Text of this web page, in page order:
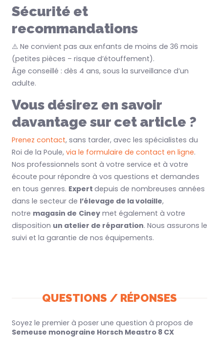
Sécurité et
recommandations
⚠️ Ne convient pas aux enfants de moins de 36 mois
(petites pièces – risque d’étouffement).
Âge conseillé : dès 4 ans, sous la surveillance d’un
adulte.
Vous désirez en savoir
davantage sur cet article ?
Prenez contact, sans tarder, avec les spécialistes du
Roi de la Poule, via le formulaire de contact en ligne.
Nos professionnels sont à votre service et à votre
écoute pour répondre à vos questions et demandes
en tous genres. Expert depuis de nombreuses années
dans le secteur de l’élevage de la volaille,
notre magasin de Ciney met également à votre
disposition un atelier de réparation. Nous assurons le
suivi et la garantie de nos équipements.
QUESTIONS / RÉPONSES
Soyez le premier à poser une question à propos de
Semeuse monograine Horsch Meastro 8 CX